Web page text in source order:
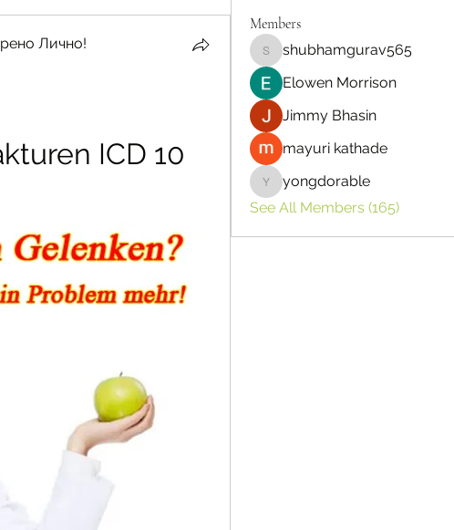
Лично!
ICD 10
Members
shubhamgurav565
shubhamgurav565
Elowen Morrison
Jimmy Bhasin
mayuri kathade
yongdorable
yongdorable
See All Members (165)